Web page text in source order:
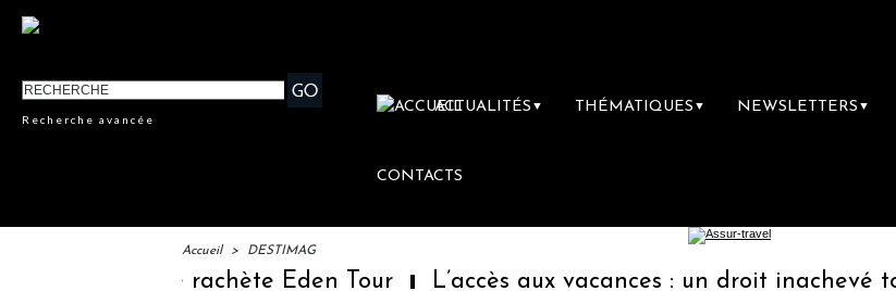
Recherche avancée
ACTUALITÉS ▼ THÉMATIQUES ▼ NEWSLETTERS ▼
CONTACTS
Accueil > DESTIMAG
Claire rachète Eden Tour L’accès aux vacances : un droit inachevé